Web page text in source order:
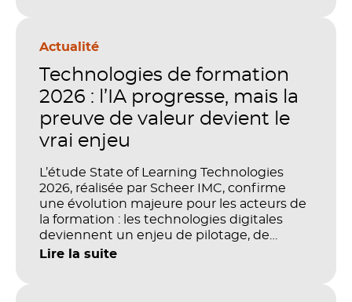
Actualité
Technologies de formation
2026 : l’IA progresse, mais la
preuve de valeur devient le
vrai enjeu
L’étude State of Learning Technologies
2026, réalisée par Scheer IMC, confirme
une évolution majeure pour les acteurs de
la formation : les technologies digitales
deviennent un enjeu de pilotage, de
performance et de preuve de valeur. IA,
Lire la suite